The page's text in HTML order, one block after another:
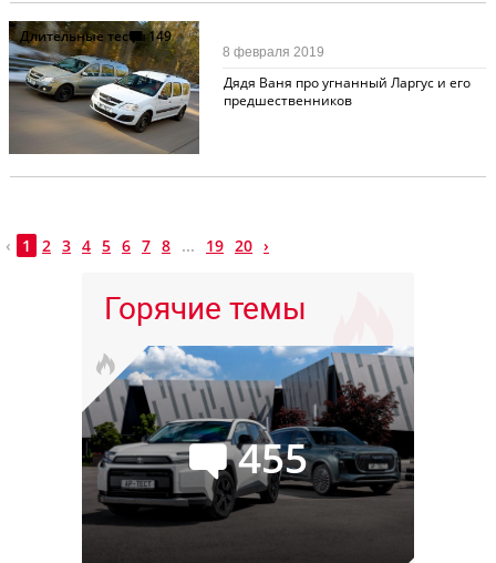
Длительные тесты149
Дядя Ваня про угнанный Ларгус и его
предшественников
8 февраля 2019
‹ 1 2 3 4 5 6 7 8 ... 19 20 ›
Горячие темы
455